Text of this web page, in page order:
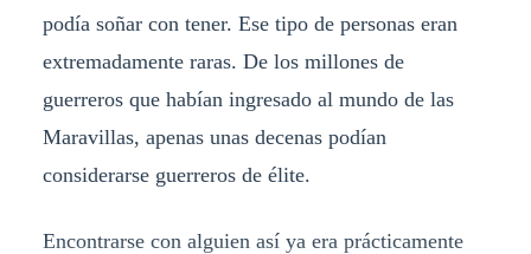
podía soñar con tener. Ese tipo de personas eran
extremadamente raras. De los millones de
guerreros que habían ingresado al mundo de las
Maravillas, apenas unas decenas podían
considerarse guerreros de élite.
Encontrarse con alguien así ya era prácticamente